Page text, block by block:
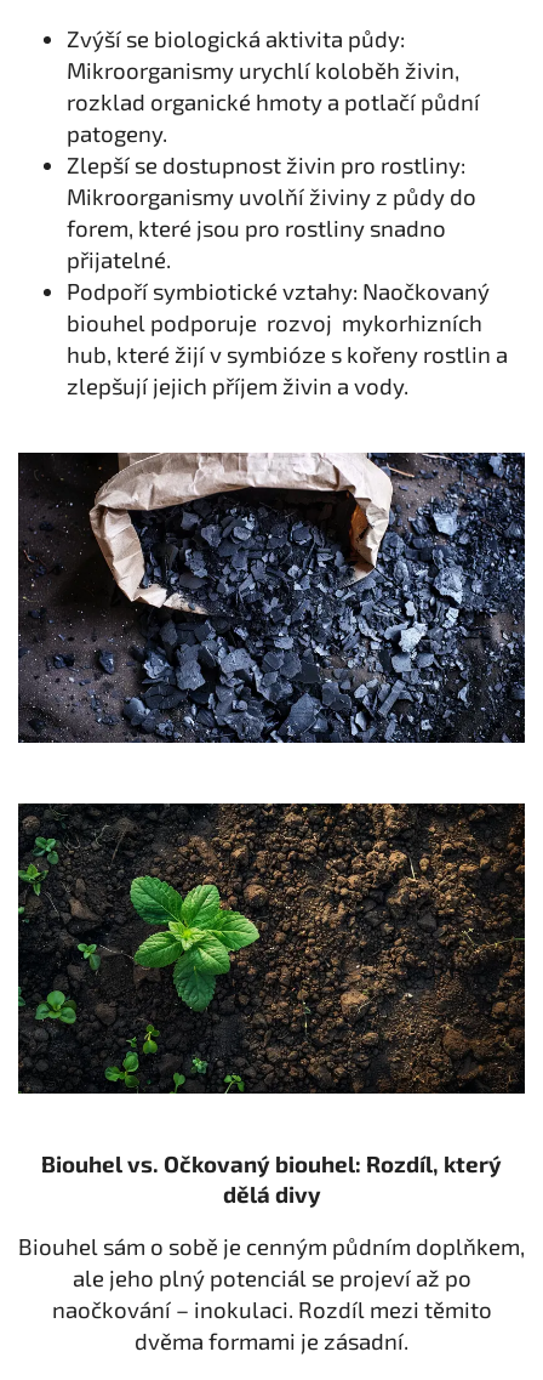
Zvýší se biologická aktivita půdy:
Mikroorganismy urychlí koloběh živin,
rozklad organické hmoty a potlačí půdní
patogeny.
Zlepší se dostupnost živin pro rostliny:
Mikroorganismy uvolňí živiny z půdy do
forem, které jsou pro rostliny snadno
přijatelné.
Podpoří symbiotické vztahy: Naočkovaný
biouhel podporuje rozvoj mykorhizních
hub, které žijí v symbióze s kořeny rostlin a
zlepšují jejich příjem živin a vody.
Biouhel vs. Očkovaný biouhel: Rozdíl, který
dělá divy
Biouhel sám o sobě je cenným půdním doplňkem,
ale jeho plný potenciál se projeví až po
naočkování – inokulaci. Rozdíl mezi těmito
dvěma formami je zásadní.